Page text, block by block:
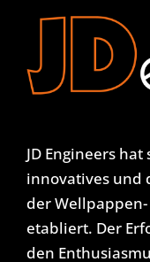
JD Engineers
innovatives und
der
etabliert. Der
den